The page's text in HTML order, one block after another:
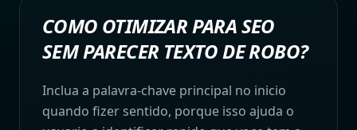
COMO OTIMIZAR PARA SEO
SEM PARECER TEXTO DE ROBO?
Inclua a palavra-chave principal no inicio
quando fizer sentido, porque isso ajuda o